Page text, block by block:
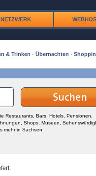
NETZWERK
& Trinken · Übernachten ·
Restaurants, Bars, Hotels, Pensionen,
Shops, Museen,
mehr in Sachsen.
: